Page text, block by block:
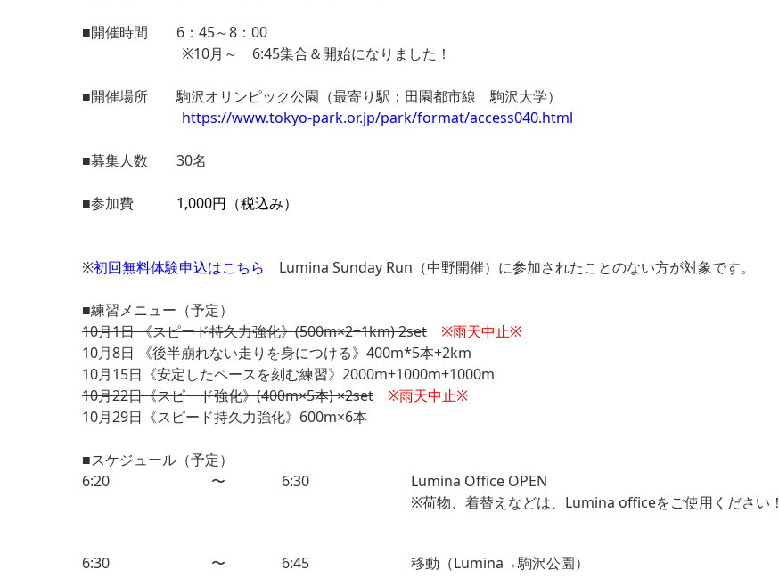
■開催時間 6：45～8：00
※10月～ 6:45集合＆開始になりました！
■開催場所 駒沢オリンピック公園（最寄り駅：田園都市線 駒沢大学）
https://www.tokyo-park.or.jp/park/format/access040.html
■募集人数 30名
■参加費 1,000円（税込み）
※初回無料体験申込はこちら Lumina Sunday Run（中野開催）に参加されたことのない方が対象です。
■練習メニュー（予定）
10月1日 《スピード持久力強化》(500m×2+1km) 2set
※雨天中止※
10月8日 《後半崩れない走りを身につける》400m*5本+2km
10月15日《安定したペースを刻む練習》2000m+1000m+1000m
10月22日《スピード強化》(400m×5本) ×2set
※雨天中止※
10月29日《スピード持久力強化》600m×6本
■スケジュール（予定）
6:20
〜 6:30
Lumina Office OPEN
※荷物、着替えなどは、Lumina officeをご使用ください！
6:30 〜 6:45
移動（Lumina→駒沢公園）